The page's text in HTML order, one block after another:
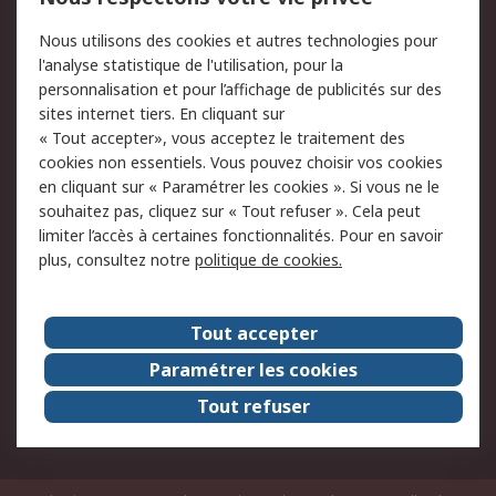
Retours
Support technique
Track & trace
Legal
Politique de cookies
Sécurité des e-mails
Politique de protection
des données - Mise à
jour
Conditions générales
de vente
A propos de RS
Le groupe RS Group
A propos de RS
RS dans le monde
Travaillez chez RS
ESG
Nous utilisons des cookies et autres technologies pour
l'analyse statistique de l'utilisation, pour la
personnalisation et pour l’affichage de publicités sur des
sites internet tiers. En cliquant sur
« Tout accepter», vous acceptez le traitement des
cookies non essentiels. Vous pouvez choisir vos cookies
en cliquant sur « Paramétrer les cookies ». Si vous ne le
souhaitez pas, cliquez sur « Tout refuser ». Cela peut
limiter l’accès à certaines fonctionnalités. Pour en savoir
plus, consultez notre politique de cookies.
Tout accepter
Paramétrer les cookies
Tout refuser